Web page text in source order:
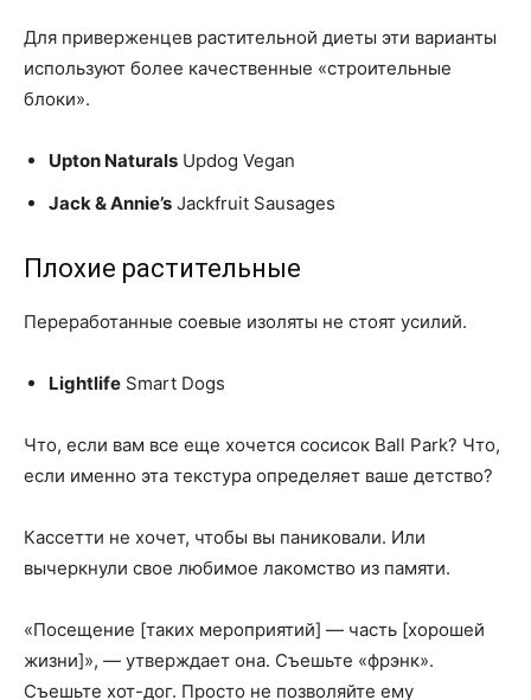
Для приверженцев растительной диеты эти варианты
используют более качественные «строительные
блоки».
Upton Naturals Updog Vegan
Jack & Annie’s Jackfruit Sausages
Плохие растительные
Переработанные соевые изоляты не стоят усилий.
Lightlife Smart Dogs
Что, если вам все еще хочется сосисок Ball Park? Что,
если именно эта текстура определяет ваше детство?
Кассетти не хочет, чтобы вы паниковали. Или
вычеркнули свое любимое лакомство из памяти.
«Посещение [таких мероприятий] — часть [хорошей
жизни]», — утверждает она. Съешьте «фрэнк».
Съешьте хот-дог. Просто не позволяйте ему